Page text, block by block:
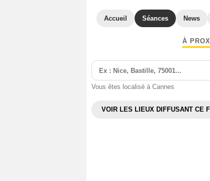
Accueil Séances News
À
Vous êtes localisé à Cannes
VOIR LES LIEUX DIFFUSANT CE